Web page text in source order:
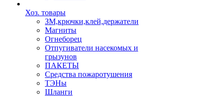
Хоз. товары
ЗМ,крючки,клей,держатели
Магниты
Огнеборец
Отпугиватели насекомых и
грызунов
ПАКЕТЫ
Средства пожаротушения
ТЭНы
Шланги